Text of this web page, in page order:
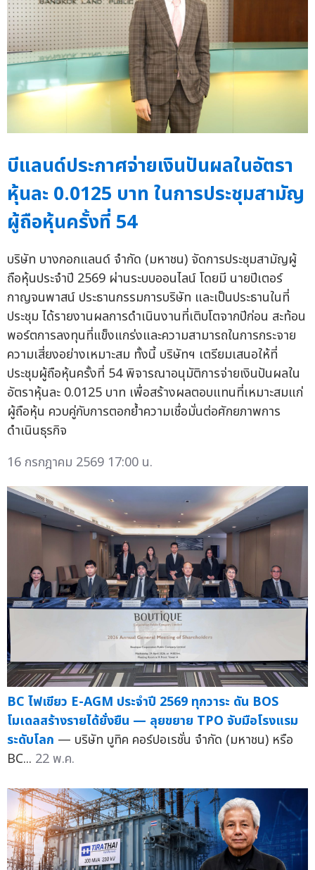
บีแลนด์ประกาศจ่ายเงินปันผลในอัตรา
หุ้นละ 0.0125 บาท ในการประชุมสามัญ
ผู้ถือหุ้นครั้งที่ 54
บริษัท บางกอกแลนด์ จำกัด (มหาชน) จัดการประชุมสามัญผู้
ถือหุ้นประจำปี 2569 ผ่านระบบออนไลน์ โดยมี นายปีเตอร์
กาญจนพาสน์ ประธานกรรมการบริษัท และเป็นประธานในที่
ประชุม ได้รายงานผลการดำเนินงานที่เติบโตจากปีก่อน สะท้อน
พอร์ตการลงทุนที่แข็งแกร่งและความสามารถในการกระจาย
ความเสี่ยงอย่างเหมาะสม ทั้งนี้ บริษัทฯ เตรียมเสนอให้ที่
ประชุมผู้ถือหุ้นครั้งที่ 54 พิจารณาอนุมัติการจ่ายเงินปันผลใน
อัตราหุ้นละ 0.0125 บาท เพื่อสร้างผลตอบแทนที่เหมาะสมแก่
ผู้ถือหุ้น ควบคู่กับการตอกย้ำความเชื่อมั่นต่อศักยภาพการ
ดำเนินธุรกิจ
16 กรกฎาคม 2569 17:00 น.
BC ไฟเขียว E-AGM ประจำปี 2569 ทุกวาระ ดัน BOS
โมเดลสร้างรายได้ยั่งยืน — ลุยขยาย TPO จับมือโรงแรม
ระดับโลก — บริษัท บูทิค คอร์ปอเรชั่น จำกัด (มหาชน) หรือ
BC... 22 พ.ค.